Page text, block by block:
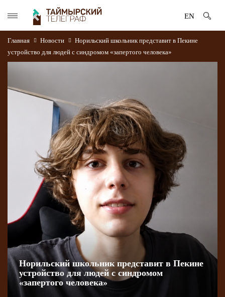
EN
Главная Новости
Норильский школьник представит в Пекине
устройство для людей с синдромом «запертого человека»
Норильский школьник представит в Пекине
устройство для людей с синдромом
«запертого человека»